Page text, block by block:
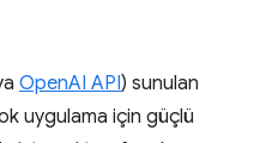
OpenAI API) sunulan
uygulama için güçlü